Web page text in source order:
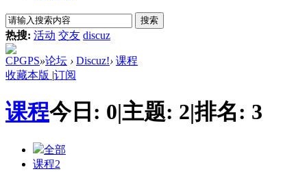
搜索
热搜: 活动 交友 discuz
CPGPS»论坛 › Discuz!› 课程
收藏本版 |订阅
课程今日: 0|主题: 2|排名: 3
全部
课程2